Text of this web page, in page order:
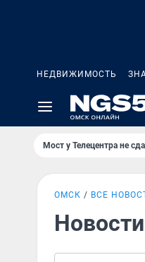
НЕДВИЖИМОСТЬ
Мост у Телецентра не
ОМСК ВСЕ